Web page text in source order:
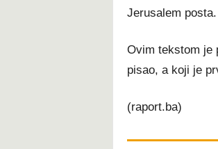
Jerusalem posta.
Ovim tekstom je
pisao, a koji je
(raport.ba)